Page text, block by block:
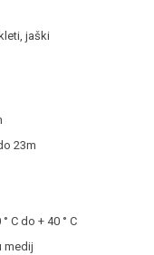
jaški
23m
C do + 40 ° C
medij